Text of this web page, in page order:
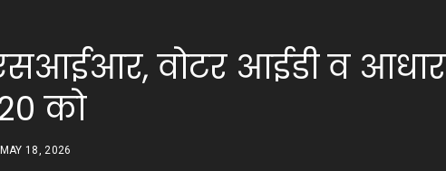
वोटर आईडी व आधार
को
MAY 18, 2026